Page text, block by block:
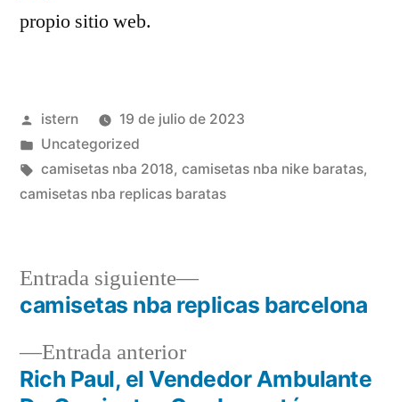
propio sitio web.
Publicado
por
istern
19 de julio de 2023
Publicado
en
Uncategorized
Etiquetas:
camisetas nba 2018, camisetas nba nike baratas,
camisetas nba replicas baratas
Navegación
deEntrada anteriorEntrada
anterior:
Rich Paul, el Vendedor Ambulante
Entrada siguiente
Entrada
siguiente:
camisetas nba replicas barcelona